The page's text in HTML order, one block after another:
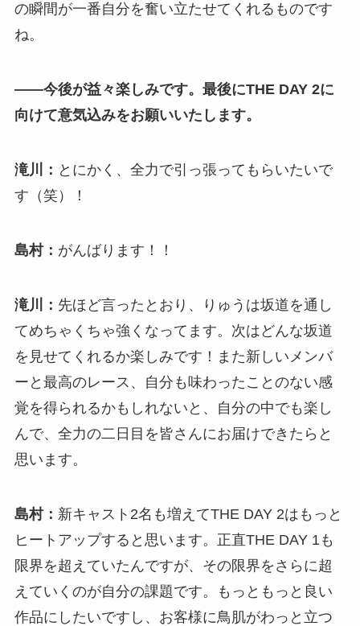
の瞬間が一番自分を奮い立たせてくれるものです
ね。
――今後が益々楽しみです。最後にTHE DAY 2に
向けて意気込みをお願いいたします。
滝川： とにかく、全力で引っ張ってもらいたいで
す（笑）！
島村： がんばります！！
滝川： 先ほど言ったとおり、りゅうは坂道を通し
てめちゃくちゃ強くなってます。次はどんな坂道
を見せてくれるか楽しみです！また新しいメンバ
ーと最高のレース、自分も味わったことのない感
覚を得られるかもしれないと、自分の中でも楽し
んで、全力の二日目を皆さんにお届けできたらと
思います。
島村： 新キャスト2名も増えてTHE DAY 2はもっと
ヒートアップすると思います。正直THE DAY 1も
限界を超えていたんですが、その限界をさらに超
えていくのが自分の課題です。もっともっと良い
作品にしたいですし、お客様に鳥肌がわっと立つ